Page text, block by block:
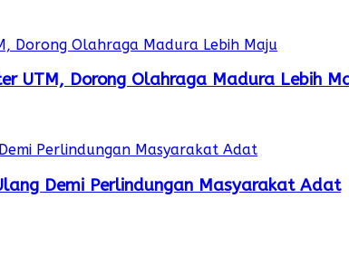
UTM, Dorong Olahraga Madura Lebih
Demi Perlindungan Masyarakat Adat